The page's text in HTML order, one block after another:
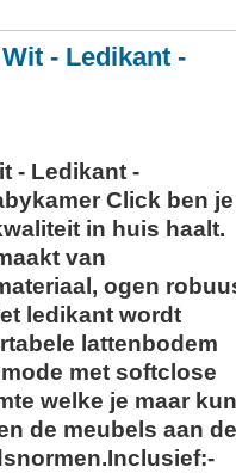
- Ledikant -
- Ledikant -
Click ben je
in huis haalt.
van
ogen
ledikant wordt
lattenbodem
met softclose
welke je maar
de meubels aan de